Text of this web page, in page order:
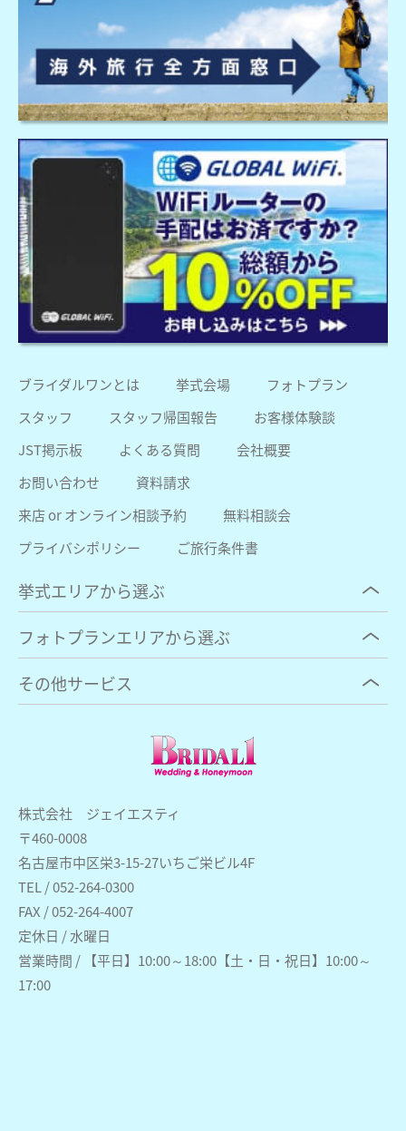
株式会社 ジェイエスティ
〒460-0008
名古屋市中区栄3-15-27いちご栄ビル4F
TEL / 052-264-0300
FAX / 052-264-4007
定休日 / 水曜日
営業時間 / 【平日】10:00～18:00【土・日・祝日】10:00～
17:00
ブライダルワンとは 挙式会場
フォトプラン
スタッフ
スタッフ帰国報告
お客様体験談
JST掲示板
よくある質問
会社概要
お問い合わせ
資料請求
来店 or オンライン相談予約
無料相談会
プライバシポリシー
ご旅行条件書
挙式エリアから選ぶ
フォトプランエリアから選ぶ
その他サービス